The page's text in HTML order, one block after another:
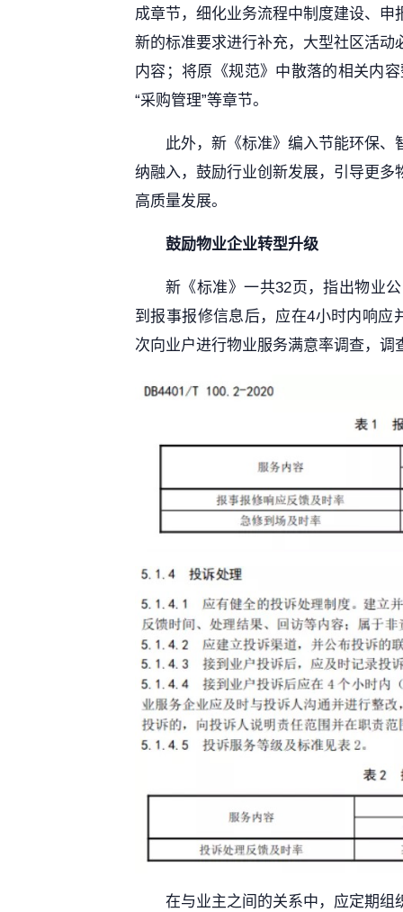
成章节，细化业务流程中制度建设、
新的标准要求进行补充，大型社区活
内容；将原《规范》中散落的相关内
“采购管理”等章节。
此外，新《标准》编入节能环保
纳融入，鼓励行业创新发展，引导更
高质量发展。
鼓励物业企业转型升级
新《标准》一共32页，指出物业
到报事报修信息后，应在4小时内响应
次向业户进行物业服务满意率调查，
在与业主之间的关系中，应定期